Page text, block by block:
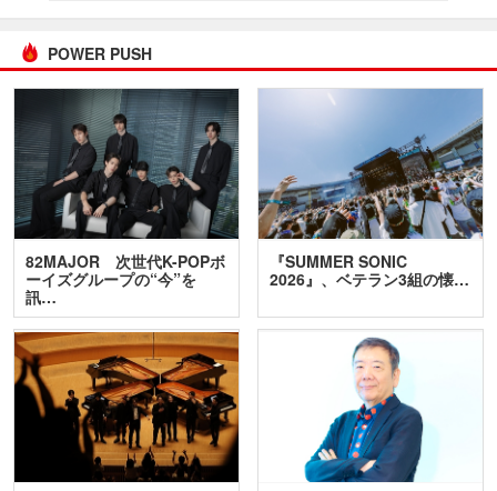
POWER PUSH
82MAJOR 次世代K-POPボ
ーイズグループの“今”を
訊…
『SUMMER SONIC
2026』、ベテラン3組の懐…